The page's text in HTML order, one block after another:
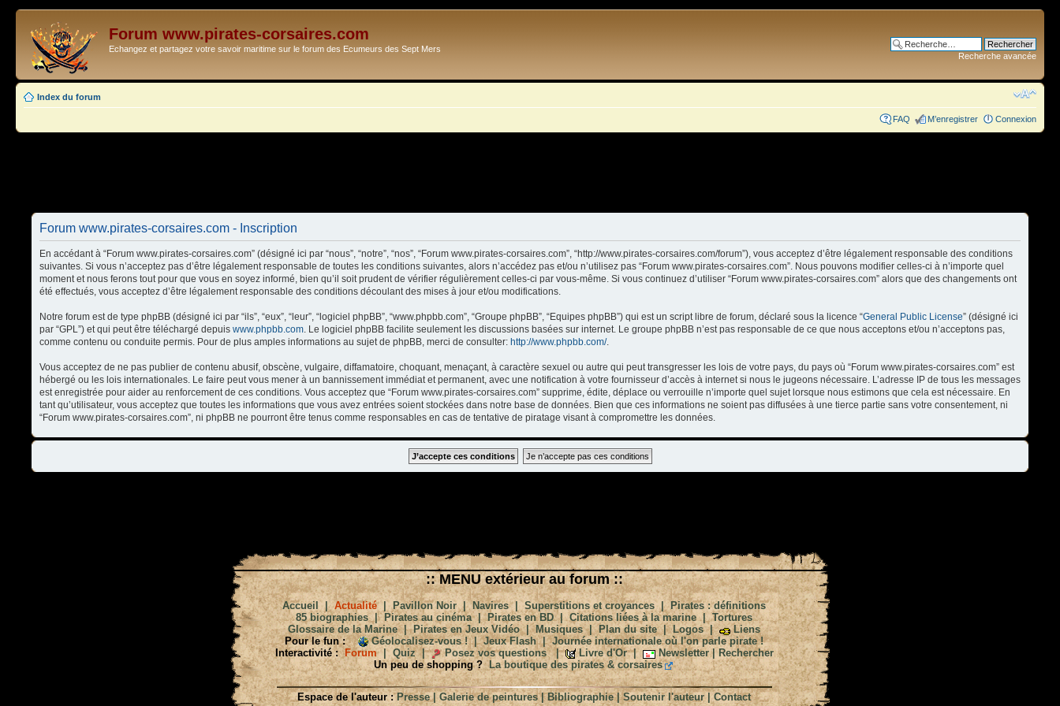
Forum www.pirates-corsaires.com
Echangez et partagez votre savoir maritime sur le forum des Ecumeurs des Sept Mers
Recherche avancée
Index du forum
FAQ M’enregistrer Connexion
Forum www.pirates-corsaires.com - Inscription
En accédant à “Forum www.pirates-corsaires.com” (désigné ici par “nous”, “notre”, “nos”, “Forum www.pirates-corsaires.com”, “http://www.pirates-corsaires.com/forum”), vous acceptez d’être légalement responsable des conditions
suivantes. Si vous n’acceptez pas d’être légalement responsable de toutes les conditions suivantes, alors n’accédez pas et/ou n’utilisez pas “Forum www.pirates-corsaires.com”. Nous pouvons modifier celles-ci à n’importe quel
moment et nous ferons tout pour que vous en soyez informé, bien qu’il soit prudent de vérifier régulièrement celles-ci par vous-même. Si vous continuez d’utiliser “Forum www.pirates-corsaires.com” alors que des changements ont
été effectués, vous acceptez d’être légalement responsable des conditions découlant des mises à jour et/ou modifications.
Notre forum est de type phpBB (désigné ici par “ils”, “eux”, “leur”, “logiciel phpBB”, “www.phpbb.com”, “Groupe phpBB”, “Equipes phpBB”) qui est un script libre de forum, déclaré sous la licence “General Public License” (désigné ici
par “GPL”) et qui peut être téléchargé depuis www.phpbb.com. Le logiciel phpBB facilite seulement les discussions basées sur internet. Le groupe phpBB n’est pas responsable de ce que nous acceptons et/ou n’acceptons pas,
comme contenu ou conduite permis. Pour de plus amples informations au sujet de phpBB, merci de consulter: http://www.phpbb.com/.
Vous acceptez de ne pas publier de contenu abusif, obscène, vulgaire, diffamatoire, choquant, menaçant, à caractère sexuel ou autre qui peut transgresser les lois de votre pays, du pays où “Forum www.pirates-corsaires.com” est
hébergé ou les lois internationales. Le faire peut vous mener à un bannissement immédiat et permanent, avec une notification à votre fournisseur d’accès à internet si nous le jugeons nécessaire. L’adresse IP de tous les messages
est enregistrée pour aider au renforcement de ces conditions. Vous acceptez que “Forum www.pirates-corsaires.com” supprime, édite, déplace ou verrouille n’importe quel sujet lorsque nous estimons que cela est nécessaire. En
tant qu’utilisateur, vous acceptez que toutes les informations que vous avez entrées soient stockées dans notre base de données. Bien que ces informations ne soient pas diffusées à une tierce partie sans votre consentement, ni
“Forum www.pirates-corsaires.com”, ni phpBB ne pourront être tenus comme responsables en cas de tentative de piratage visant à compromettre les données.
:: MENU extérieur au forum ::
Accueil |Actualité|Pavillon Noir|Navires|Superstitions et croyances|Pirates : définitions
85 biographies| Pirates au cinéma|Pirates en BD|Citations liées à la marine|Tortures
Glossaire de la Marine|Pirates en Jeux Vidéo|Musiques|Plan du site|Logos|
Liens
Pour le fun :
Géolocalisez-vous !|Jeux Flash|Journée internationale où l'on parle pirate !
Interactivité : Forum| Quiz| Posez vos questions| Livre d'Or| Newsletter| Rechercher
Un peu de shopping ?
La boutique des pirates & corsaires
Espace de l'auteur : Presse|Galerie de peintures|Bibliographie|Soutenir l'auteur|Contact